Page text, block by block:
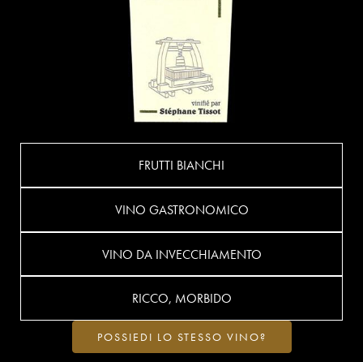
FRUTTI BIANCHI
VINO GASTRONOMICO
VINO DA INVECCHIAMENTO
RICCO, MORBIDO
POSSIEDI LO STESSO VINO?